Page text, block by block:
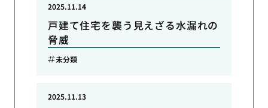
戸建て住宅を襲う見えざる水漏れの
脅威
2025.11.14
未分類
2025.11.13